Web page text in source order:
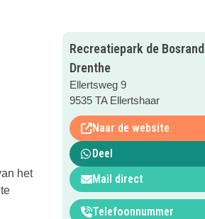
het
Recreatiepark de Bosrand
Drenthe
Ellertsweg 9
9535 TA Ellertshaar
Naar de website
Deel
Mail direct
Telefoonnummer